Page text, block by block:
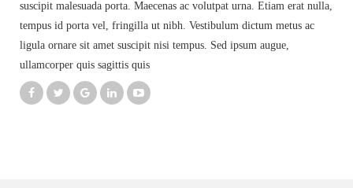
suscipit malesuada porta. Maecenas ac volutpat urna. Etiam erat nulla,
tempus id porta vel, fringilla ut nibh. Vestibulum dictum metus ac
ligula ornare sit amet suscipit nisi tempus. Sed ipsum augue,
ullamcorper quis sagittis quis